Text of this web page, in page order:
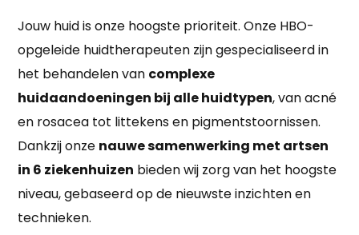
Jouw huid is onze hoogste prioriteit. Onze HBO-
opgeleide huidtherapeuten zijn gespecialiseerd in
het behandelen van complexe
huidaandoeningen bij alle huidtypen, van acné
en rosacea tot littekens en pigmentstoornissen.
Dankzij onze nauwe samenwerking met artsen
in 6 ziekenhuizen bieden wij zorg van het hoogste
niveau, gebaseerd op de nieuwste inzichten en
technieken.